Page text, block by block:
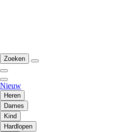
Zoeken
Nieuw
Heren
Dames
Kind
Hardlopen